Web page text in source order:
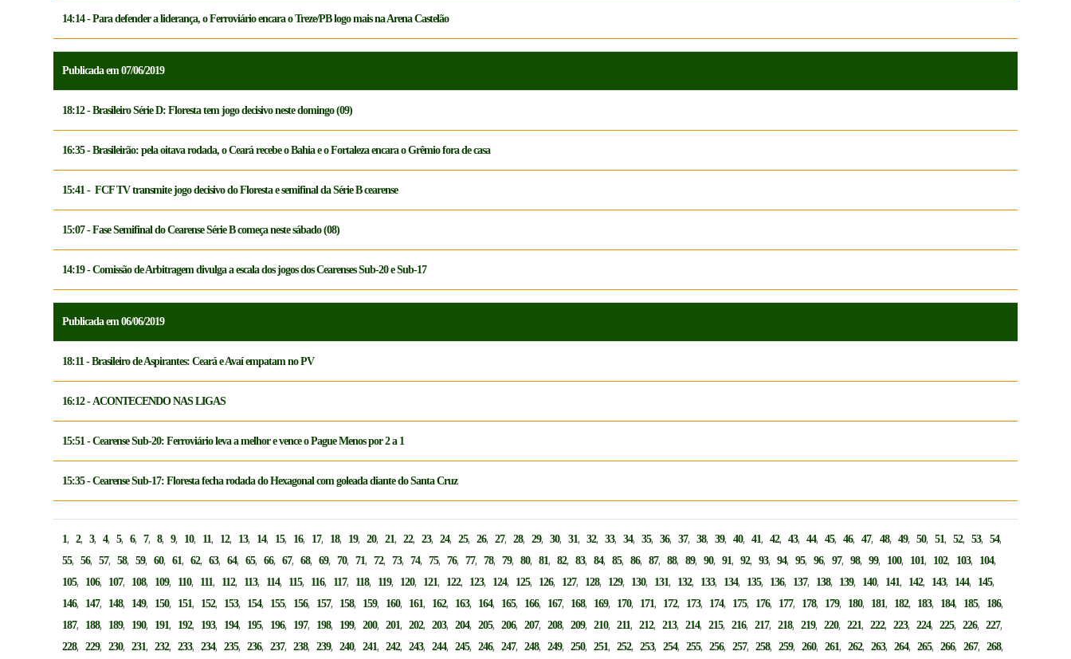
14:14 - Para defender a liderança, o Ferroviário encara o Treze/PB logo mais na Arena Castelão
Publicada em 07/06/2019
18:12 - Brasileiro Série D: Floresta tem jogo decisivo neste domingo (09)
16:35 - Brasileirão: pela oitava rodada, o Ceará recebe o Bahia e o Fortaleza encara o Grêmio fora de casa
15:41 - FCF TV transmite jogo decisivo do Floresta e semifinal da Série B cearense
15:07 - Fase Semifinal do Cearense Série B começa neste sábado (08)
14:19 - Comissão de Arbitragem divulga a escala dos jogos dos Cearenses Sub-20 e Sub-17
Publicada em 06/06/2019
18:11 - Brasileiro de Aspirantes: Ceará e Avaí empatam no PV
16:12 - ACONTECENDO NAS LIGAS
15:51 - Cearense Sub-20: Ferroviário leva a melhor e vence o Pague Menos por 2 a 1
15:35 - Cearense Sub-17: Floresta fecha rodada do Hexagonal com goleada diante do Santa Cruz
1,2,3,4,5,6,7,8,9, 10, 11, 12, 13, 14, 15, 16, 17, 18, 19,20,21,22,23,24,25,26,27,28,29,30,31,32,33,34,35,36,37,38,39,40,41,42,43,44,45,46,47,48,49,50,51,52,53,54,
55,56,57,58,59,60,61,62,63,64,65,66,67,68,69,70,71,72,73,74,75,76,77,78,79,80,81,82,83,84,85,86,87,88,89,90,91,92,93,94,95,96,97,98,99, 100, 101, 102, 103, 104,
105, 106, 107, 108, 109, 110, 111, 112, 113, 114, 115, 116, 117, 118, 119, 120, 121, 122, 123, 124, 125, 126, 127, 128, 129, 130, 131, 132, 133, 134, 135, 136, 137, 138, 139, 140, 141, 142, 143, 144, 145,
146, 147, 148, 149, 150, 151, 152, 153, 154, 155, 156, 157, 158, 159, 160, 161, 162, 163, 164, 165, 166, 167, 168, 169, 170, 171, 172, 173, 174, 175, 176, 177, 178, 179, 180, 181, 182, 183, 184, 185, 186,
187, 188, 189, 190, 191, 192, 193, 194, 195, 196, 197, 198, 199,200,201,202,203,204,205,206,207,208,209,210,211,212,213,214,215,216,217,218,219,220,221,222,223,224,225,226,227,
228,229,230,231,232,233,234,235,236,237,238,239,240,241,242,243,244,245,246,247,248,249,250,251,252,253,254,255,256,257,258,259,260,261,262,263,264,265,266,267,268,